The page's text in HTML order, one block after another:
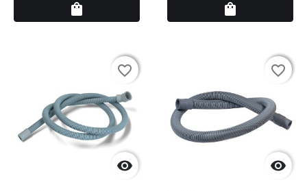
shopping_bag shopping_bag

favorite_border
favorite_border

favorite_border
favorite_border